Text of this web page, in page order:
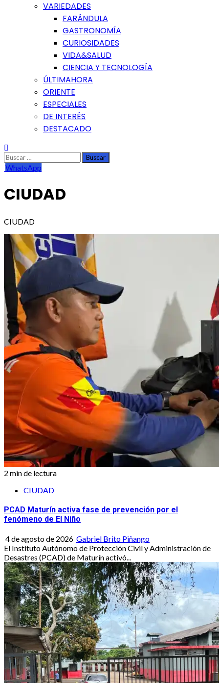
VARIEDADES
FARÁNDULA
GASTRONOMÍA
CURIOSIDADES
VIDA&SALUD
CIENCIA Y TECNOLOGÍA
ÚLTIMAHORA
ORIENTE
ESPECIALES
DE INTERÉS
DESTACADO
Buscar:
WhatsApp
CIUDAD
CIUDAD
2 min de lectura
CIUDAD
PCAD Maturín activa fase de prevención por el
fenómeno de El Niño
4 de agosto de 2026 Gabriel Brito Piñango
El Instituto Autónomo de Protección Civil y Administración de
Desastres (PCAD) de Maturín activó...